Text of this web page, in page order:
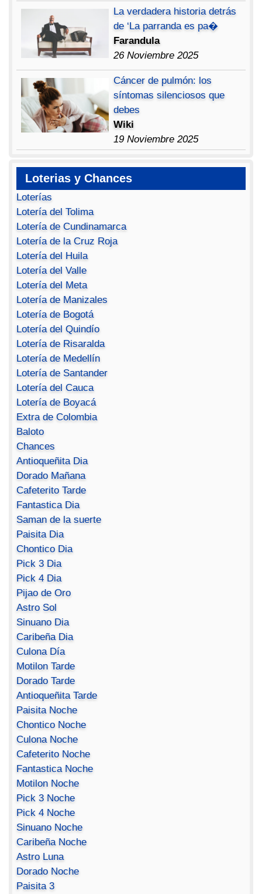
La verdadera historia detrás
de ‘La parranda es pa�
Farandula
26 Noviembre 2025
Cáncer de pulmón: los
síntomas silenciosos que
debes
Wiki
19 Noviembre 2025
Loterias y Chances
Loterías
Lotería del Tolima
Lotería de Cundinamarca
Lotería de la Cruz Roja
Lotería del Huila
Lotería del Valle
Lotería del Meta
Lotería de Manizales
Lotería de Bogotá
Lotería del Quindío
Lotería de Risaralda
Lotería de Medellín
Lotería de Santander
Lotería del Cauca
Lotería de Boyacá
Extra de Colombia
Baloto
Chances
Antioqueñita Dia
Dorado Mañana
Cafeterito Tarde
Fantastica Dia
Saman de la suerte
Paisita Dia
Chontico Dia
Pick 3 Dia
Pick 4 Dia
Pijao de Oro
Astro Sol
Sinuano Dia
Caribeña Dia
Culona Día
Motilon Tarde
Dorado Tarde
Antioqueñita Tarde
Paisita Noche
Chontico Noche
Culona Noche
Cafeterito Noche
Fantastica Noche
Motilon Noche
Pick 3 Noche
Pick 4 Noche
Sinuano Noche
Caribeña Noche
Astro Luna
Dorado Noche
Paisita 3